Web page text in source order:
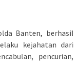
Banten, berhasil
kejahatan dari
pencurian,